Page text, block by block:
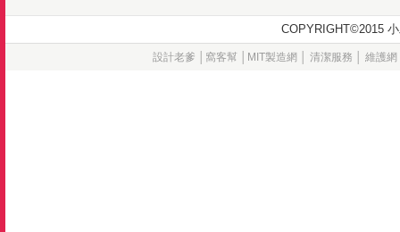
設計老爹 窩客幫│ MIT製造網 清潔服務 維護網